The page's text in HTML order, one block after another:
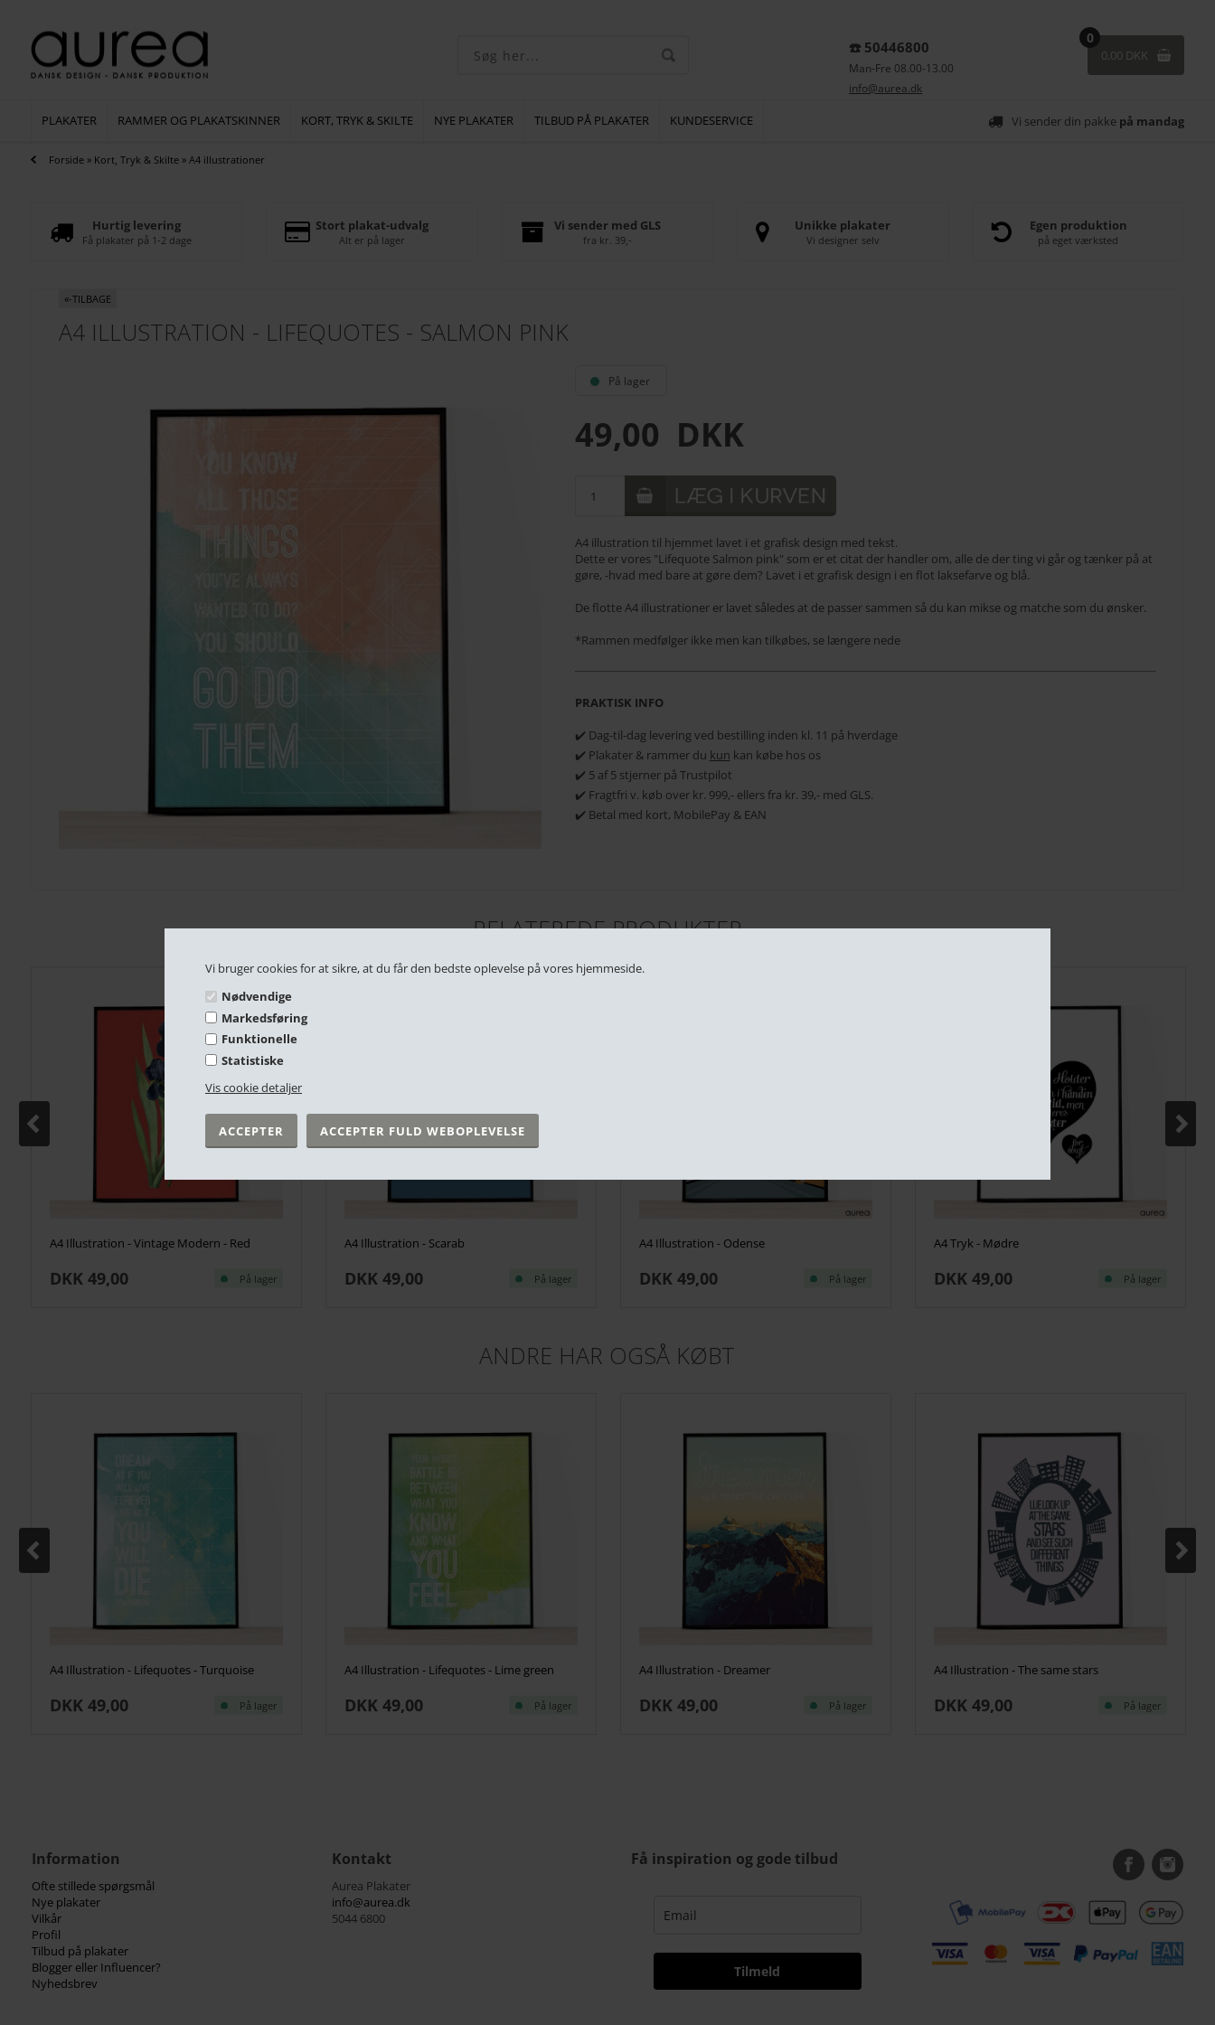
Vi bruger cookies for at sikre, at du får den bedste oplevelse på vores hjemmeside.
Nødvendige
Markedsføring
Funktionelle
Statistiske
Vis cookie detaljer
0
0,00 DKK
☎️ 50446800
Man-Fre 08.00-13.00
info@aurea.dk
Vi sender din pakke på mandag
PLAKATER RAMMER OG PLAKATSKINNER KORT, TRYK & SKILTE NYE PLAKATER TILBUD PÅ PLAKATER KUNDESERVICE
Forside» Kort, Tryk & Skilte» A4 illustrationer
Hurtig levering
Få plakater på 1-2 dage
Stort plakat-udvalg
Alt er på lager
Vi sender med GLS
fra kr. 39,-
Unikke plakater
Vi designer selv
Egen produktion
på eget værksted
«-TILBAGE
A4 ILLUSTRATION - LIFEQUOTES - SALMON PINK
På lager
49,00 DKK
A4 illustration til hjemmet lavet i et grafisk design med tekst.
Dette er vores "Lifequote Salmon pink" som er et citat der handler om, alle de der ting vi går og tænker på at
gøre, -hvad med bare at gøre dem? Lavet i et grafisk design i en flot laksefarve og blå.
De flotte A4 illustrationer er lavet således at de passer sammen så du kan mikse og matche som du ønsker.
*Rammen medfølger ikke men kan tilkøbes, se længere nede
PRAKTISK INFO
✔️ Dag-til-dag levering ved bestilling inden kl. 11 på hverdage
✔️ Plakater & rammer du kun kan købe hos os
✔️ 5 af 5 stjerner på Trustpilot
✔️ Fragtfri v. køb over kr. 999,- ellers fra kr. 39,- med GLS.
✔️ Betal med kort, MobilePay & EAN
RELATEREDE PRODUKTER
A4 Illustration - Vintage Modern - Red
DKK 49,00 På lager
A4 Illustration - Scarab
DKK 49,00 På lager
A4 Illustration - Odense
DKK 49,00 På lager
A4 Tryk - Mødre
DKK 49,00 På lager
ANDRE HAR OGSÅ KØBT
A4 Illustration - Lifequotes - Turquoise
DKK 49,00 På lager
A4 Illustration - Lifequotes - Lime green
DKK 49,00 På lager
A4 Illustration - Dreamer
DKK 49,00 På lager
A4 Illustration - The same stars
DKK 49,00 På lager
Information
Ofte stillede spørgsmål
Nye plakater
Vilkår
Profil
Tilbud på plakater
Blogger eller Influencer?
Nyhedsbrev
Kontakt
Aurea Plakater
info@aurea.dk
5044 6800
Få inspiration og gode tilbud
Tilmeld